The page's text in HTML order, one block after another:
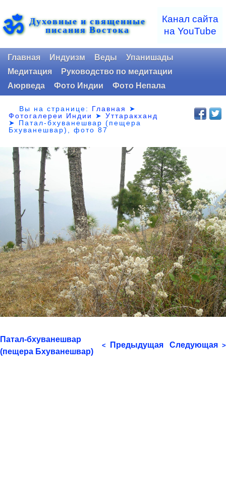
ॐ Духовные и священные
писания Востока
Канал сайта
на YouTube
Главная Индуизм Веды
Упанишады
Медитация
Руководство по медитации
Аюрведа
Фото Индии Фото Непала
Вы на странице: Главная
➤
Фотогалереи Индии
➤Уттаракханд
➤ Патал-бхуванешвар (пещера
Бхуванешвар), фото 87
Патал-бхуванешвар
(пещера Бхуванешвар)
< Предыдущая Следующая >